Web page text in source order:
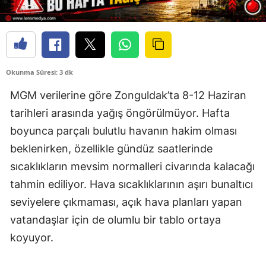
Okunma Süresi: 3 dk
MGM verilerine göre Zonguldak’ta 8-12 Haziran
tarihleri arasında yağış öngörülmüyor. Hafta
boyunca parçalı bulutlu havanın hakim olması
beklenirken, özellikle gündüz saatlerinde
sıcaklıkların mevsim normalleri civarında kalacağı
tahmin ediliyor. Hava sıcaklıklarının aşırı bunaltıcı
seviyelere çıkmaması, açık hava planları yapan
vatandaşlar için de olumlu bir tablo ortaya
koyuyor.